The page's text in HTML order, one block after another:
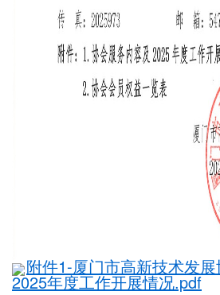
附件1-厦门市高新技术发
2025年度工作开展情况.pdf